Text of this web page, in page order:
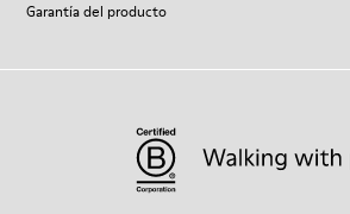
Garantía del producto